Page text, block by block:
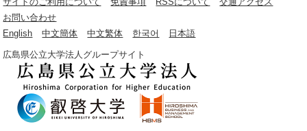
お問い合わせ
English
中文簡体 中文繁体 한국어 日本語
広島県公立大学法人グループサイト